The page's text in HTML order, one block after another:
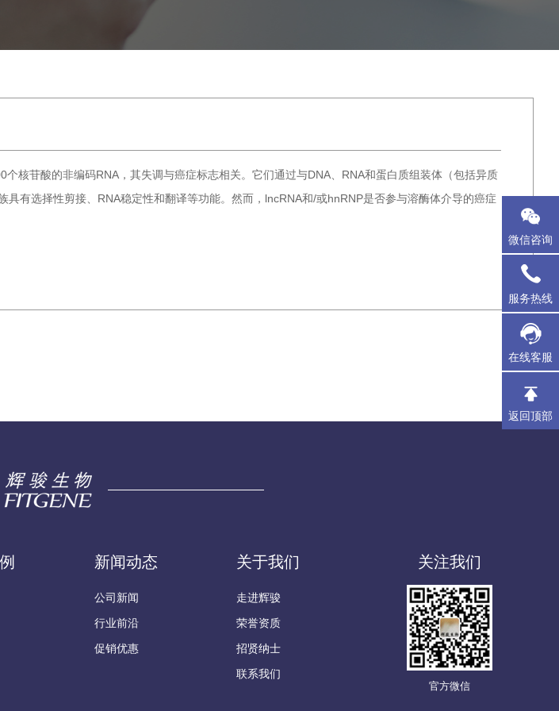
核苷酸的非编码RNA，其失调与癌症标志相关。它们通过与DNA、RNA和蛋白质组装体（包括异质
有选择性剪接、RNA稳定性和翻译等功能。然而，lncRNA和/或hnRNP是否参与溶酶体介导的癌症
新闻动态
公司新闻
行业前沿
促销优惠
关于我们
走进辉骏
荣誉资质
招贤纳士
联系我们
关注我们
官方微信
微信咨询
服务热线
在线客服
返回顶部